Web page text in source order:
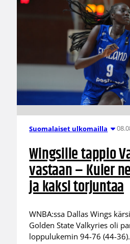
Suomalaiset ulkomailla
Wingsille tappio
vastaan – Kuier
ja kaksi torjuntaa
WNBA:ssa Dallas Wings
Golden State Valkyries oli
loppulukemin 94-76 (44-